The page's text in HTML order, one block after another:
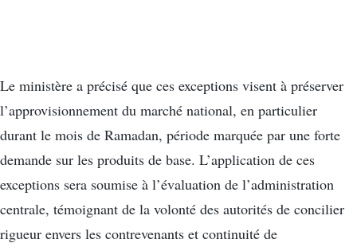
Le ministère a précisé que ces exceptions visent à préserver
l’approvisionnement du marché national, en particulier
durant le mois de Ramadan, période marquée par une forte
demande sur les produits de base. L’application de ces
exceptions sera soumise à l’évaluation de l’administration
centrale, témoignant de la volonté des autorités de concilier
rigueur envers les contrevenants et continuité de